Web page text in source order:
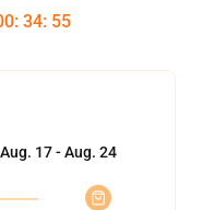
: 34: 54
Aug. 17 - Aug. 24